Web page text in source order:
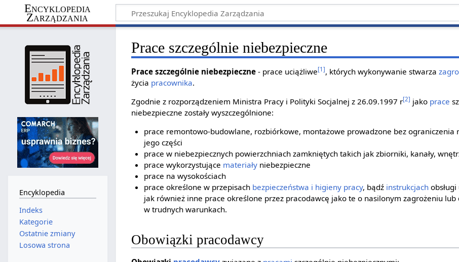
Encyklopedia
Zarządzania
Prace szczególnie niebezpieczne
Prace szczególnie niebezpieczne - prace uciążliwe[1], których wykonywanie stwarza
życia pracownika.
Zgodnie z rozporządzeniem Ministra Pracy i Polityki Socjalnej z 26.09.1997 r[2] jako prace
niebezpieczne zostały wyszczególnione:
prace remontowo-budowlane, rozbiórkowe, montażowe prowadzone bez ograniczenia
jego części
prace w niebezpiecznych powierzchniach zamkniętych takich jak zbiorniki, kanały,
prace wykorzystujące materiałyniebezpieczne
prace na wysokościach
prace określone w przepisach bezpieczeństwa i higieny pracy, bądź instrukcjachobsługi
jak również inne prace określone przez pracodawcę jako te o nasilonym zagrożeniu lub
w trudnych warunkach.
Obowiązki pracodawcy
Encyklopedia
Indeks
Kategorie
Ostatnie zmiany
Losowa strona